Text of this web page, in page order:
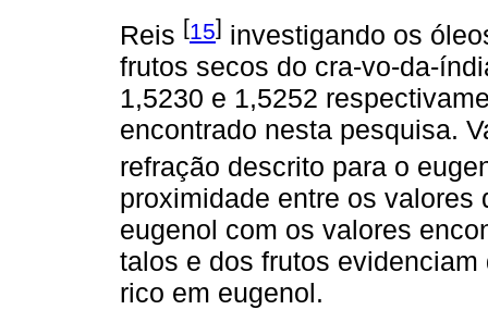
Reis [15] investigando os
frutos secos do cra-vo-da-
1,5230 e 1,5252
encontrado nesta pesquisa.
refração descrito para o
proximidade entre os
eugenol com os valores
talos e dos frutos
rico em eugenol.